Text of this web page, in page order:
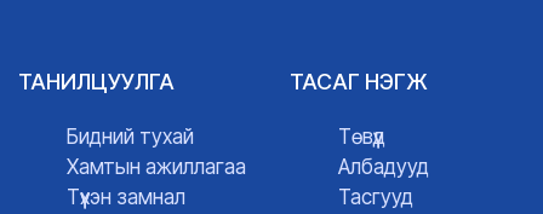
ТАНИЛЦУУЛГА
Бидний тухай
Хамтын ажиллагаа
Түүхэн замнал
ТАСАГ НЭГЖ
Төвүүд
Албадууд
Тасгууд